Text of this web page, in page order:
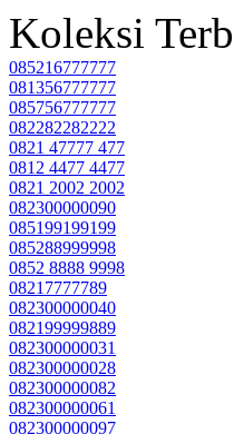
Koleksi
085216777777
081356777777
085756777777
082282282222
0821 47777 477
0812 4477 4477
0821 2002 2002
082300000090
085199199199
085288999998
0852 8888 9998
08217777789
082300000040
082199999889
082300000031
082300000028
082300000082
082300000061
082300000097